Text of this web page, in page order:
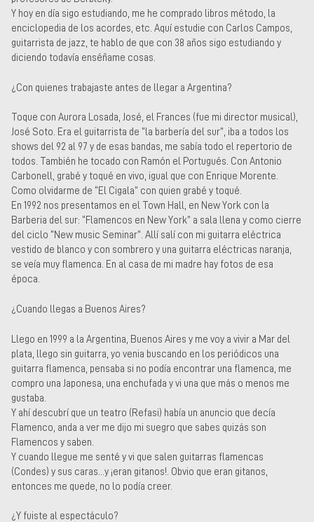
Y hoy en día sigo estudiando, me he comprado libros método, la
enciclopedia de los acordes, etc. Aquí estudie con Carlos Campos,
guitarrista de jazz, te hablo de que con 38 años sigo estudiando y
diciendo todavía enséñame cosas.
¿Con quienes trabajaste antes de llegar a Argentina?
Toque con Aurora Losada, José, el Frances (fue mi director musical),
José Soto. Era el guitarrista de “la barbería del sur”, iba a todos los
shows del 92 al 97 y de esas bandas, me sabía todo el repertorio de
todos. También he tocado con Ramón el Portugués. Con Antonio
Carbonell, grabé y toqué en vivo, igual que con Enrique Morente.
Como olvidarme de “El Cigala” con quien grabé y toqué.
En 1992 nos presentamos en el Town Hall, en New York con la
Barberia del sur: “Flamencos en New York” a sala llena y como cierre
del ciclo “New music Seminar”. Allí salí con mi guitarra eléctrica
vestido de blanco y con sombrero y una guitarra eléctricas naranja,
se veía muy flamenca. En al casa de mi madre hay fotos de esa
época.
¿Cuando llegas a Buenos Aires?
Llego en 1999 a la Argentina, Buenos Aires y me voy a vivir a Mar del
plata, llego sin guitarra, yo venia buscando en los periódicos una
guitarra flamenca, pensaba si no podía encontrar una flamenca, me
compro una Japonesa, una enchufada y vi una que más o menos me
gustaba.
Y ahí descubrí que un teatro (Refasi) había un anuncio que decía
Flamenco, anda a ver me dijo mi suegro que sabes quizás son
Flamencos y saben.
Y cuando llegue me senté y vi que salen guitarras flamencas
(Condes) y sus caras...y ¡eran gitanos!. Obvio que eran gitanos,
entonces me quede, no lo podía creer.
¿Y fuiste al espectáculo?